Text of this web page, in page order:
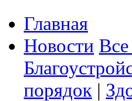
Главная
Новости
порядок |